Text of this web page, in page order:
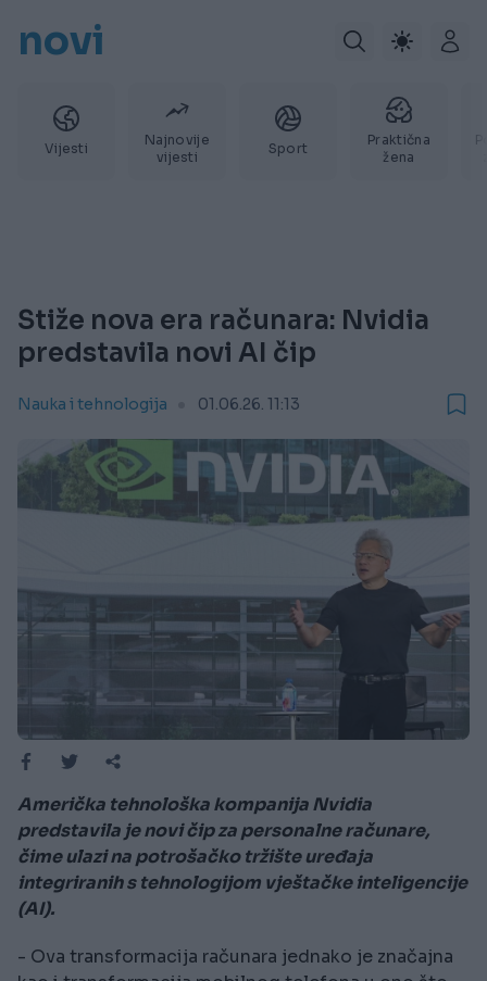
novi
Vijesti
Najnovije
vijesti
Sport
Praktična
žena
Stiže nova era računara: Nvidia
predstavila novi AI čip
Nauka i tehnologija 01.06.26. 11:13
Američka tehnološka kompanija Nvidia
predstavila je novi čip za personalne računare,
čime ulazi na potrošačko tržište uređaja
integriranih s tehnologijom vještačke inteligencije
(AI).
- Ova transformacija računara jednako je značajna